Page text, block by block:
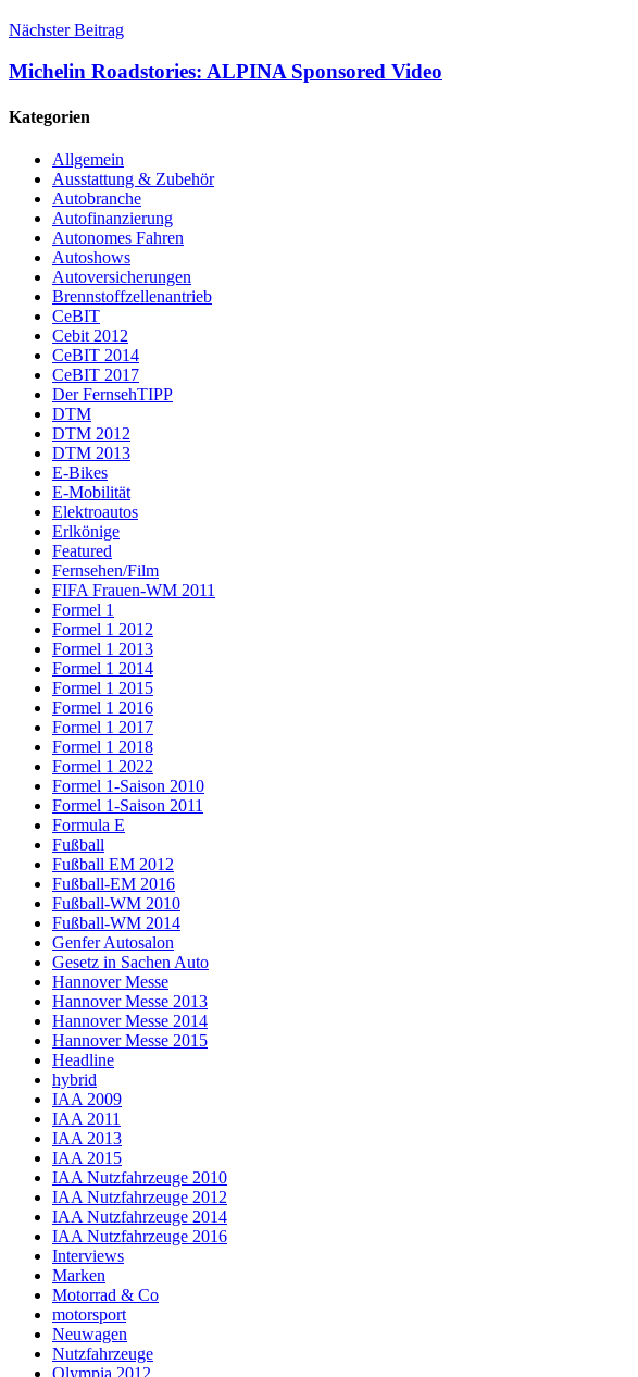
Nächster Beitrag
Michelin Roadstories: ALPINA Sponsored Video
Kategorien
Allgemein
Ausstattung & Zubehör
Autobranche
Autofinanzierung
Autonomes Fahren
Autoshows
Autoversicherungen
Brennstoffzellenantrieb
CeBIT
Cebit 2012
CeBIT 2014
CeBIT 2017
Der FernsehTIPP
DTM
DTM 2012
DTM 2013
E-Bikes
E-Mobilität
Elektroautos
Erlkönige
Featured
Fernsehen/Film
FIFA Frauen-WM 2011
Formel 1
Formel 1 2012
Formel 1 2013
Formel 1 2014
Formel 1 2015
Formel 1 2016
Formel 1 2017
Formel 1 2018
Formel 1 2022
Formel 1-Saison 2010
Formel 1-Saison 2011
Formula E
Fußball
Fußball EM 2012
Fußball-EM 2016
Fußball-WM 2010
Fußball-WM 2014
Genfer Autosalon
Gesetz in Sachen Auto
Hannover Messe
Hannover Messe 2013
Hannover Messe 2014
Hannover Messe 2015
Headline
hybrid
IAA 2009
IAA 2011
IAA 2013
IAA 2015
IAA Nutzfahrzeuge 2010
IAA Nutzfahrzeuge 2012
IAA Nutzfahrzeuge 2014
IAA Nutzfahrzeuge 2016
Interviews
Marken
Motorrad & Co
motorsport
Neuwagen
Nutzfahrzeuge
Olympia 2012